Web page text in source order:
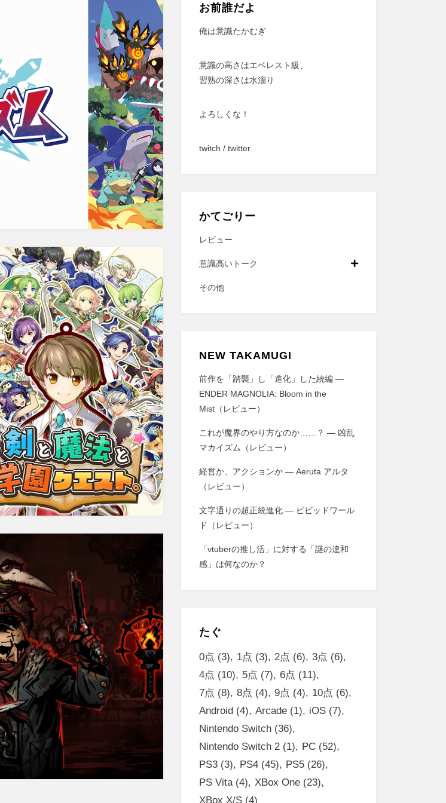
お前誰だよ
俺は意識たかむぎ
意識の高さはエベレスト級、
習熟の深さは水溜り
よろしくな！
twitch / twitter
かてごりー
レビュー
意識高いトーク
その他
NEW TAKAMUGI
前作を「踏襲」し「進化」した続編 ―
ENDER MAGNOLIA: Bloom in the
Mist（レビュー）
これが魔界のやり方なのか……？ ― 凶乱
マカイズム（レビュー）
経営か、アクションか ― Aeruta アルタ
（レビュー）
文字通りの超正統進化 ― ビビッドワール
ド（レビュー）
「vtuberの推し活」に対する「謎の違和
感」は何なのか？
たぐ
0点 (3) 1点 (3) 2点 (6) 3点 (6)
4点 (10) 5点 (7) 6点 (11)
7点 (8) 8点 (4) 9点 (4) 10点 (6)
Android(4) Arcade(1) iOS(7)
Nintendo Switch(36)
Nintendo Switch 2(1) PC(52)
PS3(3) PS4(45) PS5(26)
PS Vita(4) XBox One(23)
XBox X/S(4)